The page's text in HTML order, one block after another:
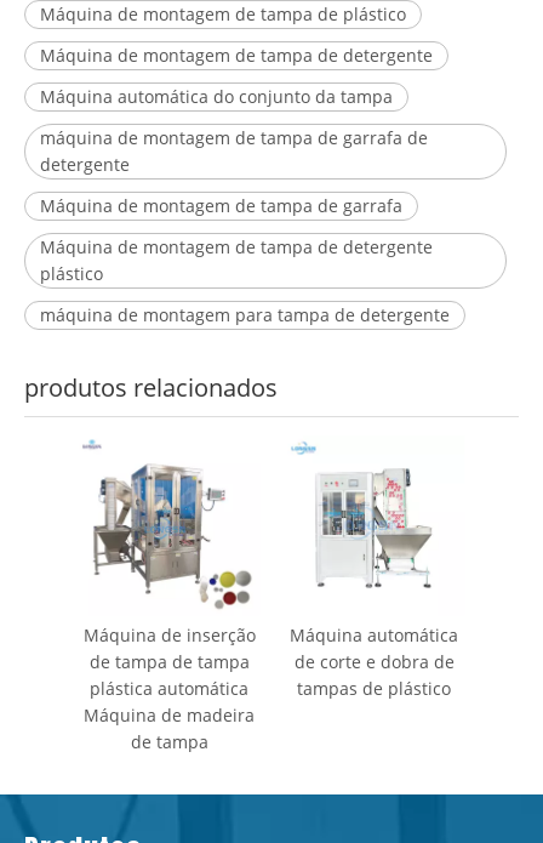
Máquina de montagem de tampa de plástico
Máquina de montagem de tampa de detergente
Máquina automática do conjunto da tampa
máquina de montagem de tampa de garrafa de
detergente
Máquina de montagem de tampa de garrafa
Máquina de montagem de tampa de detergente
plástico
máquina de montagem para tampa de detergente
produtos relacionados
Máquina de inserção
de tampa de tampa
plástica automática
Máquina de madeira
de tampa
Máquina automática
de corte e dobra de
tampas de plástico